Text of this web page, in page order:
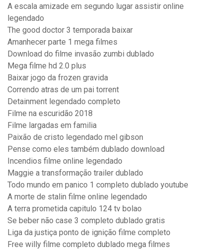
A escala amizade em segundo lugar assistir online
legendado
The good doctor 3 temporada baixar
Amanhecer parte 1 mega filmes
Download do filme invasão zumbi dublado
Mega filme hd 2.0 plus
Baixar jogo da frozen gravida
Correndo atras de um pai torrent
Detainment legendado completo
Filme na escuridão 2018
Filme largadas em familia
Paixão de cristo legendado mel gibson
Pense como eles também dublado download
Incendios filme online legendado
Maggie a transformação trailer dublado
Todo mundo em panico 1 completo dublado youtube
A morte de stalin filme online legendado
A terra prometida capitulo 124 tv bolao
Se beber não case 3 completo dublado gratis
Liga da justiça ponto de ignição filme completo
Free willy filme completo dublado mega filmes